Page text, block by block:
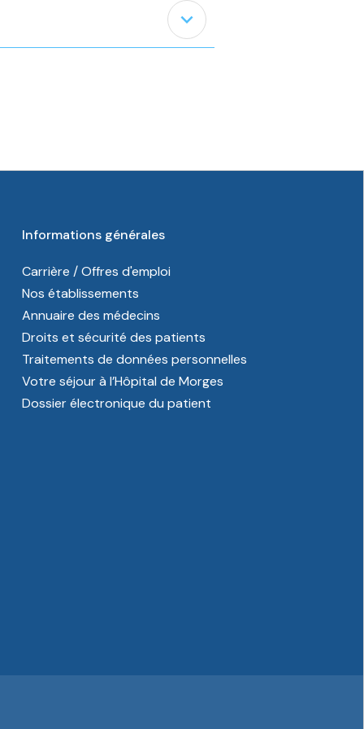
expand_less
Informations générales
Carrière / Offres d'emploi
Nos établissements
Annuaire des médecins
Droits et sécurité des patients
Traitements de données personnelles
Votre séjour à l’Hôpital de Morges
Dossier électronique du patient